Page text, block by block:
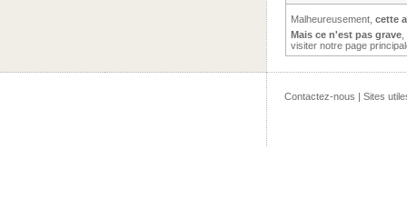
Malheureusement, cette
Mais ce n'est pas grave
visiter notre page
Contactez-nous | Sites